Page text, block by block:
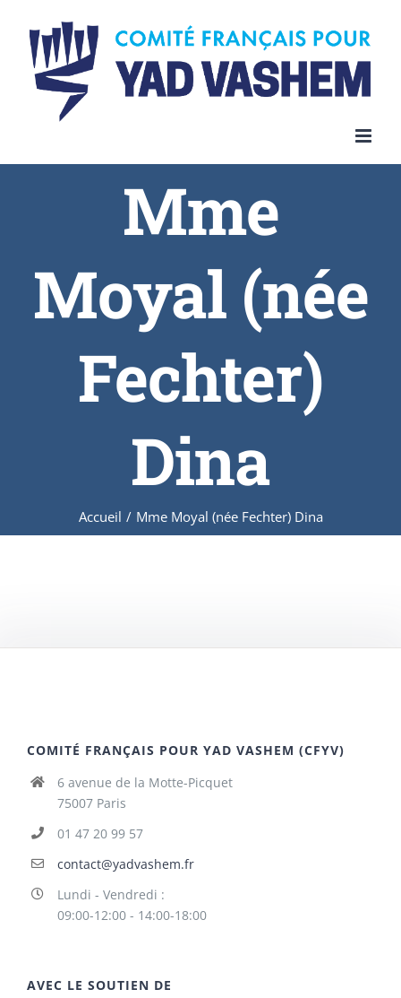
content
Mme
Moyal (née
Fechter)
Dina
Accueil / Mme Moyal (née Fechter) Dina
COMITÉ FRANÇAIS POUR YAD VASHEM (CFYV)
6 avenue de la Motte-Picquet
75007 Paris
01 47 20 99 57
contact@yadvashem.fr
Lundi - Vendredi :
09:00-12:00 - 14:00-18:00
AVEC LE SOUTIEN DE